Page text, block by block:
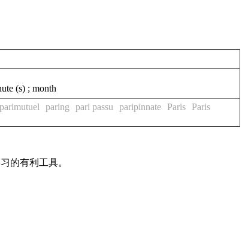
(s) ; month
parimutuel paring pari passu paripinnate Paris
Paris
的有利工具。